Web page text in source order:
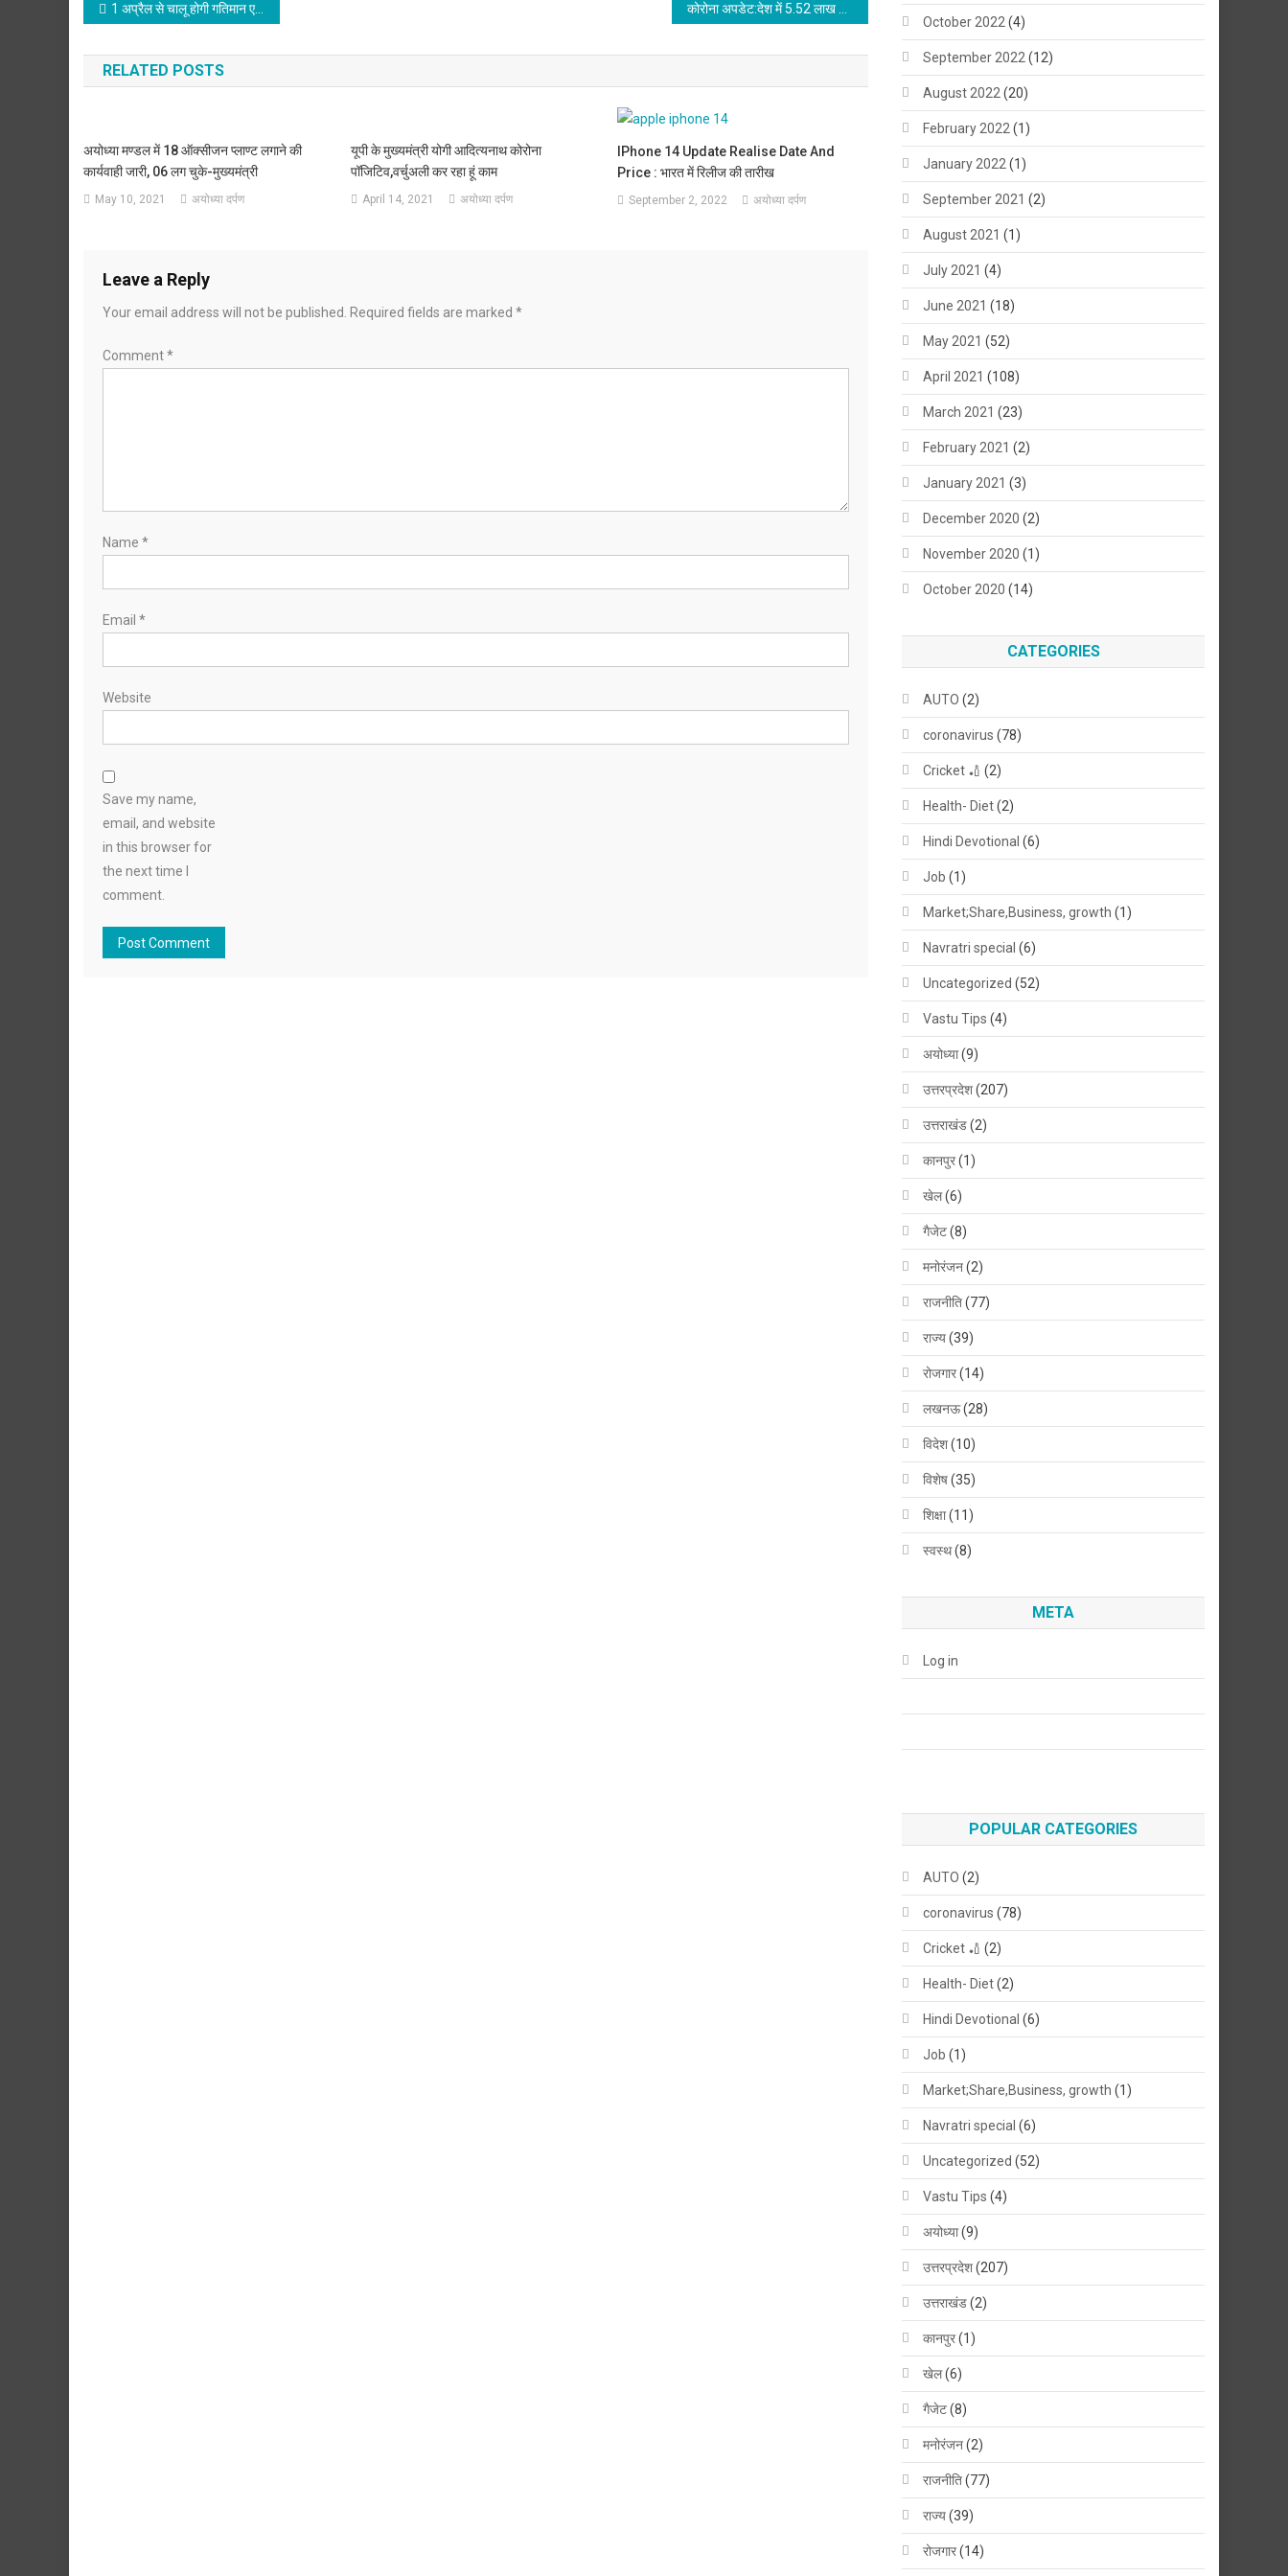
Post
navigation
1 अप्रैल से चालू होगी गतिमान एक्सप्रेस ट्रेन सेवा
RELATED POSTS
अयोध्या मण्डल में 18 ऑक्सीजन प्लाण्ट लगाने की
कार्यवाही जारी, 06 लग चुके-मुख्यमंत्री
May 10, 2021 अयोध्या दर्पण
यूपी के मुख्यमंत्री योगी आदित्यनाथ कोरोना
पॉजिटिव,वर्चुअली कर रहा हूं काम
April 14, 2021 अयोध्या दर्पण
IPhone 14 Update Realise Date And
Price : भारत में रिलीज की तारीख
September 2, 2022 अयोध्या दर्पण
Leave a Reply
Your email address will not be published. Required fields are marked *
Comment*
Name *
Email *
Website
Save my name,
email, and website
in this browser for
the next time I
comment.
October 2022 (4)
September 2022 (12)
August 2022 (20)
February 2022 (1)
January 2022 (1)
September 2021 (2)
August 2021 (1)
July 2021 (4)
June 2021 (18)
May 2021 (52)
April 2021 (108)
March 2021 (23)
February 2021 (2)
January 2021 (3)
December 2020 (2)
November 2020 (1)
October 2020 (14)
CATEGORIES
AUTO (2)
coronavirus (78)
Cricket 🏏 (2)
Health- Diet(2)
Hindi Devotional (6)
Job (1)
Market;Share,Business, growth (1)
Navratri special (6)
Uncategorized (52)
Vastu Tips (4)
अयोध्या(9)
उत्तरप्रदेश(207)
उत्तराखंड(2)
कानपुर(1)
खेल(6)
गैजेट(8)
मनोरंजन(2)
राजनीति(77)
राज्य(39)
रोजगार(14)
लखनऊ(28)
विदेश(10)
विशेष(35)
शिक्षा(11)
स्वस्थ(8)
META
Log in
POPULAR CATEGORIES
AUTO (2)
coronavirus (78)
Cricket 🏏 (2)
Health- Diet(2)
Hindi Devotional (6)
Job (1)
Market;Share,Business, growth (1)
Navratri special (6)
Uncategorized (52)
Vastu Tips (4)
अयोध्या(9)
उत्तरप्रदेश(207)
उत्तराखंड(2)
कानपुर(1)
खेल(6)
गैजेट(8)
मनोरंजन(2)
राजनीति(77)
राज्य(39)
रोजगार(14)